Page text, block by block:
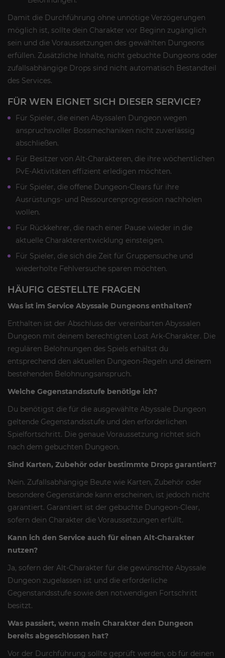
Damit die Durchführung ohne unnötige Verzögerungen
möglich ist, sollte dein Charakter vor Beginn zugänglich
sein und die Voraussetzungen des gewählten Dungeons
erfüllen. Zusätzliche Inhalte, nicht gebuchte Dungeons oder
zufallsabhängige Drops sind nicht automatisch Bestandteil
des Services.
FÜR WEN EIGNET SICH DIESER SERVICE?
Für Spieler, die einen Abyssalen Dungeon wegen
anspruchsvoller Bossmechaniken nicht zuverlässig
abschließen.
Für Besitzer von Alt-Charakteren, die ihre wöchentlichen
PvE-Aktivitäten effizient erledigen möchten.
Für Spieler, die offene Dungeon-Clears für ihre
Ausrüstungs- und Ressourcenprogression nachholen
wollen.
Für Rückkehrer, die nach einer Pause wieder in die
aktuelle Charakterentwicklung einsteigen.
Für Spieler, die sich die Zeit für Gruppensuche und
wiederholte Fehlversuche sparen möchten.
HÄUFIG GESTELLTE FRAGEN
Was ist im Service Abyssale Dungeons enthalten?
Enthalten ist der Abschluss der vereinbarten Abyssalen
Dungeon mit deinem berechtigten Lost Ark-Charakter. Die
regulären Belohnungen des Spiels erhältst du
entsprechend den aktuellen Dungeon-Regeln und deinem
bestehenden Belohnungsanspruch.
Welche Gegenstandsstufe benötige ich?
Du benötigst die für die ausgewählte Abyssale Dungeon
geltende Gegenstandsstufe und den erforderlichen
Spielfortschritt. Die genaue Voraussetzung richtet sich
nach dem gebuchten Dungeon.
Sind Karten, Zubehör oder bestimmte Drops garantiert?
Nein. Zufallsabhängige Beute wie Karten, Zubehör oder
besondere Gegenstände kann erscheinen, ist jedoch nicht
garantiert. Garantiert ist der gebuchte Dungeon-Clear,
sofern dein Charakter die Voraussetzungen erfüllt.
Kann ich den Service auch für einen Alt-Charakter
nutzen?
Ja, sofern der Alt-Charakter für die gewünschte Abyssale
Dungeon zugelassen ist und die erforderliche
Gegenstandsstufe sowie den notwendigen Fortschritt
besitzt.
Was passiert, wenn mein Charakter den Dungeon
bereits abgeschlossen hat?
Vor der Durchführung sollte geprüft werden, ob für deinen